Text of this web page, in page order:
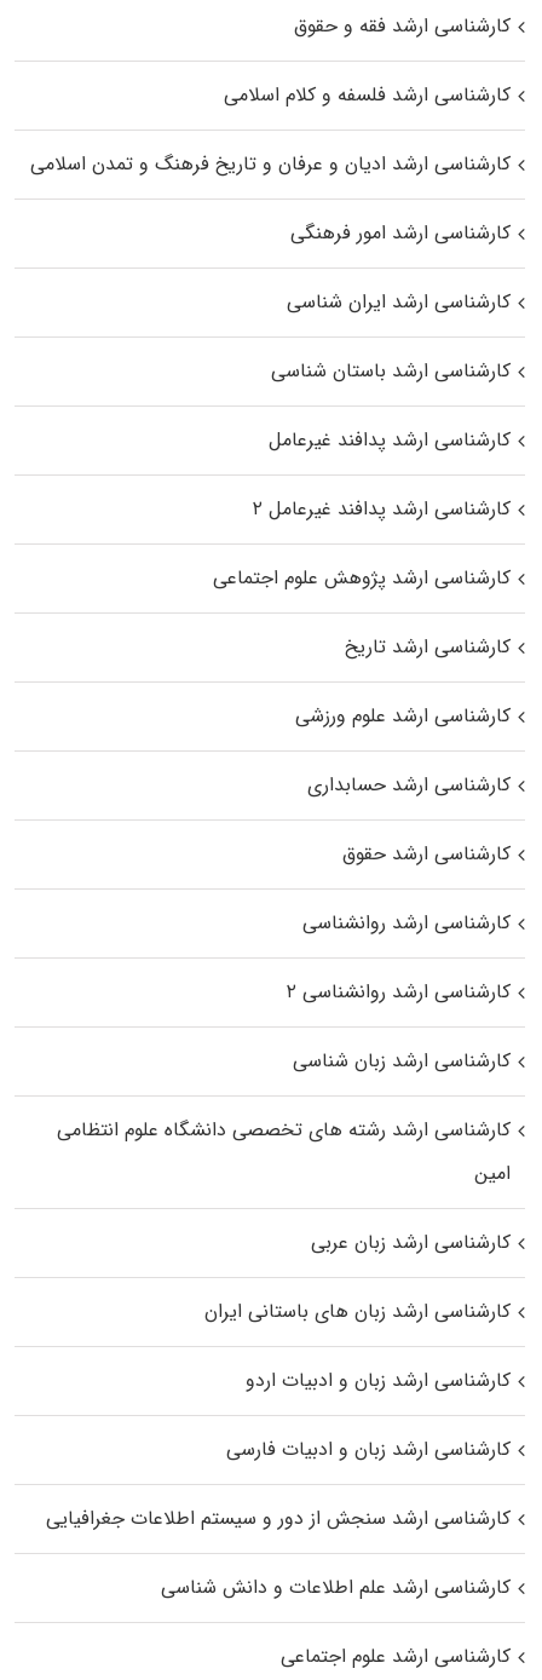
کارشناسی ارشد فقه و حقوق
کارشناسی ارشد فلسفه و کلام اسلامی
کارشناسی ارشد ادیان و عرفان و تاریخ فرهنگ و تمدن اسلامی
کارشناسی ارشد امور فرهنگی
کارشناسی ارشد ایران شناسی
کارشناسی ارشد باستان شناسی
کارشناسی ارشد پدافند غیرعامل
کارشناسی ارشد پدافند غیرعامل ۲
کارشناسی ارشد پژوهش علوم اجتماعی
کارشناسی ارشد تاریخ
کارشناسی ارشد علوم ورزشی
کارشناسی ارشد حسابداری
کارشناسی ارشد حقوق
کارشناسی ارشد روانشناسی
کارشناسی ارشد روانشناسی ۲
کارشناسی ارشد زبان شناسی
کارشناسی ارشد رﺷﺘﻪ ﻫﺎی تخصصی داﻧﺸﮕﺎه ﻋﻠﻮم انتظامی
اﻣﻴﻦ
کارشناسی ارشد زبان عربی
کارشناسی ارشد زبان‌ های باستانی ایران
کارشناسی ارشد زبان و ادبیات اردو
کارشناسی ارشد زبان و ادبیات فارسی
کارشناسی ارشد سنجش از دور و سیستم اطلاعات جغرافیایی
کارشناسی ارشد علم اطلاعات و دانش شناسی
کارشناسی ارشد علوم اجتماعی